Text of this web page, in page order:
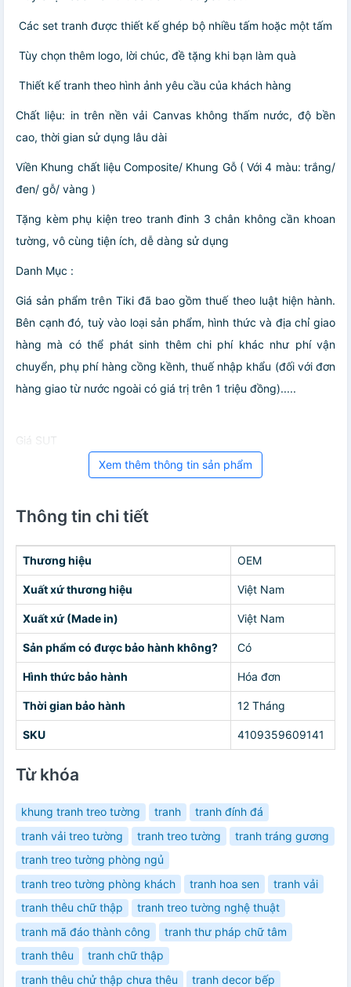
️ Các set tranh được thiết kế ghép bộ nhiều tấm hoặc một tấm
️ Tùy chọn thêm logo, lời chúc, đề tặng khi bạn làm quà
️ Thiết kế tranh theo hình ảnh yêu cầu của khách hàng
Chất liệu: in trên nền vải Canvas không thấm nước, độ bền
cao, thời gian sử dụng lâu dài
Viền Khung chất liệu Composite/ Khung Gỗ ( Với 4 màu: trắng/
đen/ gỗ/ vàng )
Tặng kèm phụ kiện treo tranh đinh 3 chân không cần khoan
tường, vô cùng tiện ích, dễ dàng sử dụng
Danh Mục :
Giá sản phẩm trên Tiki đã bao gồm thuế theo luật hiện hành.
Bên cạnh đó, tuỳ vào loại sản phẩm, hình thức và địa chỉ giao
hàng mà có thể phát sinh thêm chi phí khác như phí vận
chuyển, phụ phí hàng cồng kềnh, thuế nhập khẩu (đối với đơn
hàng giao từ nước ngoài có giá trị trên 1 triệu đồng).....
Giá SUT
Xem thêm thông tin sản phẩm
Thông tin chi tiết
Thương hiệu OEM
Xuất xứ thương hiệu Việt Nam
Xuất xứ (Made in) Việt Nam
Sản phẩm có được bảo hành không? Có
Hình thức bảo hành Hóa đơn
Thời gian bảo hành 12 Tháng
SKU 4109359609141
Từ khóa
khung tranh treo tường tranh
tranh đính đá
tranh vải treo tường
tranh treo tường
tranh tráng gương
tranh treo tường phòng ngủ
tranh treo tường phòng khách
tranh hoa sen
tranh vải
tranh thêu chữ thập
tranh treo tường nghệ thuật
tranh mã đáo thành công
tranh thư pháp chữ tâm
tranh thêu
tranh chữ thập
tranh thêu chử thập chưa thêu
tranh decor bếp